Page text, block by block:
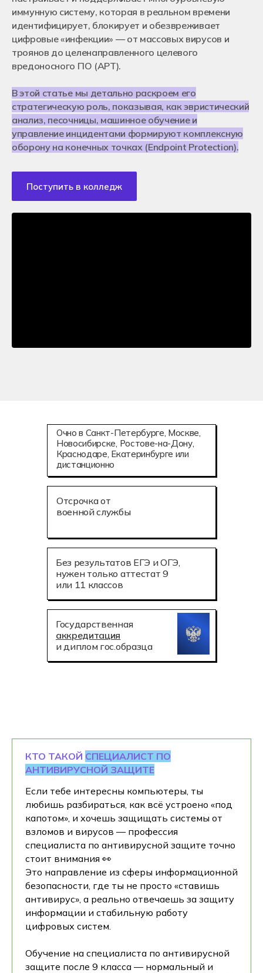
Подача документов
Очное обучение после 9-го класса
Дистанционное обучение
Чат для абитуриентов
Энциклопедия поступления
Перевод из другого колледжа
Поступление в ВУЗ после колледжа
Истории успехов студентов
Нужна помощь в выборе специальности
Кураторы и преподаватели
Отзывы студентов
Как помочь колледжу Хекслет?
Контакты
Москва
Новосибирск
Санкт-Петербург
Краснодар
Ростов-на-Дону
Алматы, Казахстан
Онлайн обучение
+7 (800) 222-75-46
priem@hexly.ru
Для работодателей
Франчайзинг
Вакансии в Хекслет Колледж
Оставить заявку
иммунную систему, которая в реальном времени
идентифицирует, блокирует и обезвреживает
цифровые «инфекции» — от массовых вирусов и
троянов до целенаправленного целевого
вредоносного ПО (APT).
В этой статье мы детально раскроем его
стратегическую роль, показывая, как эвристический
анализ, песочницы, машинное обучение и
управление инцидентами формируют комплексную
оборону на конечных точках (Endpoint Protection).
Поступить в колледж
Государственная
аккредитация
и диплом гос.образца
Отсрочка от
военной службы
Без результатов ЕГЭ и ОГЭ,
нужен только аттестат 9
или 11 классов
Очно в Санкт-Петербурге, Москве,
Новосибирске, Ростове-на-Дону,
Краснодаре, Екатеринбурге или
дистанционно
КТО ТАКОЙ СПЕЦИАЛИСТ ПО
АНТИВИРУСНОЙ ЗАЩИТЕ
Если тебе интересны компьютеры, ты
любишь разбираться, как всё устроено «под
капотом», и хочешь защищать системы от
взломов и вирусов — профессия
специалиста по антивирусной защите точно
стоит внимания 👀
Это направление из сферы информационной
безопасности, где ты не просто «ставишь
антивирус», а реально отвечаешь за защиту
информации и стабильную работу
цифровых систем.
Обучение на специалиста по антивирусной
защите после 9 класса — нормальный и